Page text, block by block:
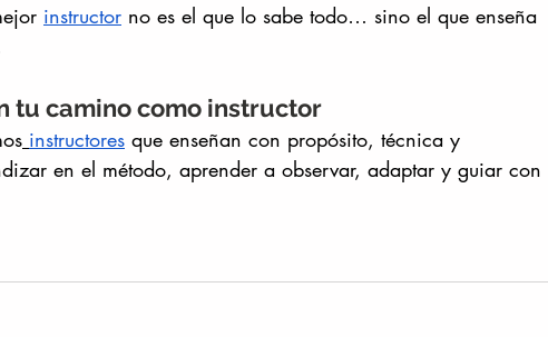
instructor no es el que lo sabe todo… sino el que enseña
tu camino como instructor
instructores que enseñan con propósito, técnica y
en el método, aprender a observar, adaptar y guiar con